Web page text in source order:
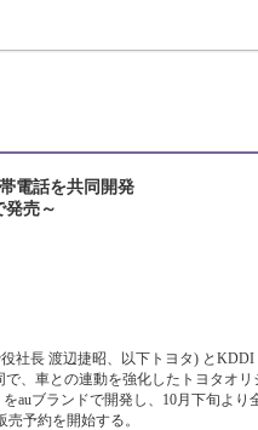
電話を共同開発
発売～
社長 渡辺捷昭、以下トヨタ) とKDDI
、車との連動を強化したトヨタオリ
auブランドで開発し、10月下旬よ
予約を開始する。